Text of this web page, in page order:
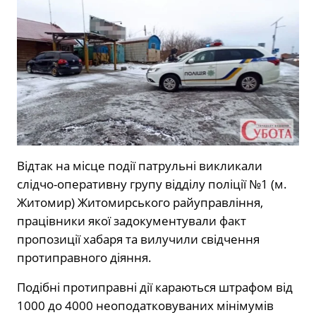
Відтак на місце події патрульні викликали
слідчо-оперативну групу відділу поліції №1 (м.
Житомир) Житомирського райуправління,
працівники якої задокументували факт
пропозиції хабаря та вилучили свідчення
протиправного діяння.
Подібні протиправні дії караються штрафом від
1000 до 4000 неоподатковуваних мінімумів